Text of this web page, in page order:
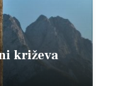
križeva